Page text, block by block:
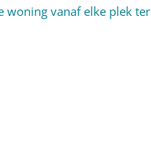
woning vanaf elke plek ter